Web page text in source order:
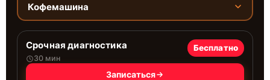
Кофемашина
Срочная диагностика
30 мин
Бесплатно
Записаться